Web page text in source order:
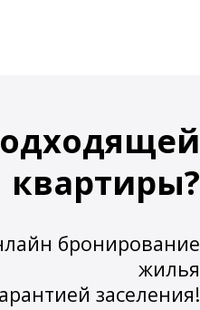
квартиры?
бронирование
жилья
заселения!